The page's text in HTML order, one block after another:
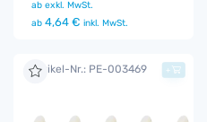
ab exkl. MwSt.
ab 4,64 € inkl. MwSt.
Artikel-Nr.: PE-003469 +